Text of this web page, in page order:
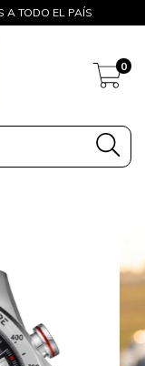
A TODO EL PAÍS
0